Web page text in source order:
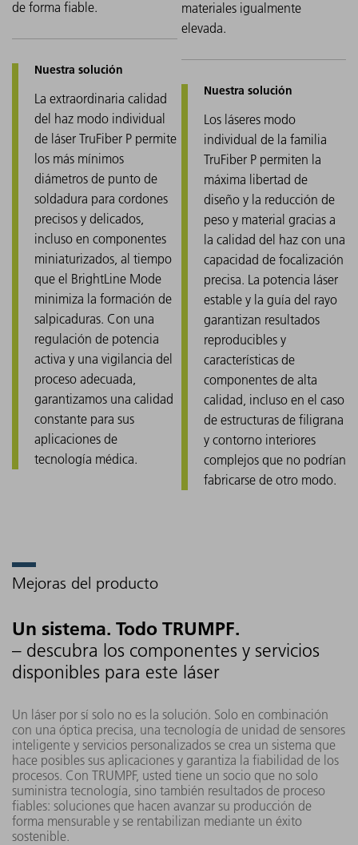
de forma fiable.
La extraordinaria calidad
del haz modo individual
de láser TruFiber P permite
los más mínimos
diámetros de punto de
soldadura para cordones
precisos y delicados,
incluso en componentes
miniaturizados, al tiempo
que el BrightLine Mode
minimiza la formación de
salpicaduras. Con una
regulación de potencia
activa y una vigilancia del
proceso adecuada,
garantizamos una calidad
constante para sus
aplicaciones de
tecnología médica.
materiales igualmente
elevada.
Los láseres modo
individual de la familia
TruFiber P permiten la
máxima libertad de
diseño y la reducción de
peso y material gracias a
la calidad del haz con una
capacidad de focalización
precisa. La potencia láser
estable y la guía del rayo
garantizan resultados
reproducibles y
características de
componentes de alta
calidad, incluso en el caso
de estructuras de filigrana
y contorno interiores
complejos que no podrían
fabricarse de otro modo.
Mejoras del producto
Un sistema. Todo TRUMPF.
– descubra los componentes y servicios
disponibles para este láser
Un láser por sí solo no es la solución. Solo en combinación
con una óptica precisa, una tecnología de unidad de sensores
inteligente y servicios personalizados se crea un sistema que
hace posibles sus aplicaciones y garantiza la fiabilidad de los
procesos. Con TRUMPF, usted tiene un socio que no solo
suministra tecnología, sino también resultados de proceso
fiables: soluciones que hacen avanzar su producción de
forma mensurable y se rentabilizan mediante un éxito
sostenible.